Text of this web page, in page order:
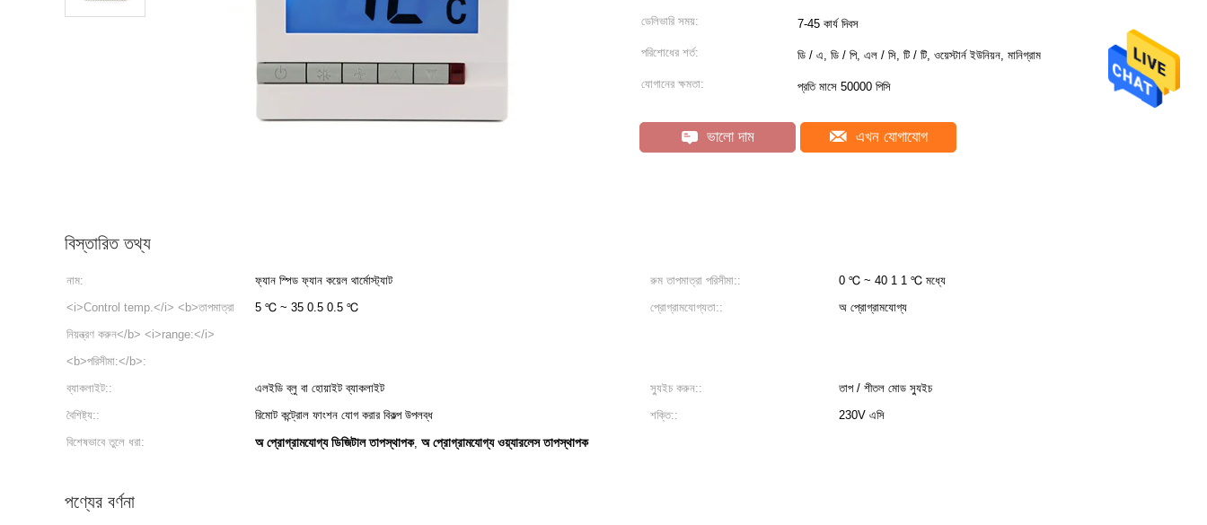
ডেলিভারি সময়: 7-45 কার্য দিবস
পরিশোধের শর্ত: ডি / এ, ডি / পি, এল / সি, টি / টি, ওয়েস্টার্ন ইউনিয়ন, মানিগ্রাম
যোগানের ক্ষমতা: প্রতি মাসে 50000 পিসি
ভালো দাম এখন যোগাযোগ
বিস্তারিত তথ্য
নাম: ফ্যান স্পিড ফ্যান কয়েল থার্মোস্ট্যাট রুম তাপমাত্রা পরিসীমা::
0 ℃ ~ 40 1 1 ℃ মধ্যে
<i>Control temp.</i> <b>তাপমাত্রা
নিয়ন্ত্রণ করুন</b> <i>range:</i>
<b>পরিসীমা:</b>:
5 ℃ ~ 35 0.5 0.5 ℃ প্রোগ্রামযোগ্যতা:: অ প্রোগ্রামযোগ্য
ব্যাকলাইট:: এলইডি ব্লু বা হোয়াইট ব্যাকলাইট স্যুইচ করুন::
তাপ / শীতল মোড স্যুইচ
বৈশিষ্ট্য::
রিমোট কন্ট্রোল ফাংশন যোগ করার বিকল্প উপলব্ধ শক্তি::
230V এসি
বিশেষভাবে তুলে ধরা:
অ প্রোগ্রামযোগ্য ডিজিটাল তাপস্থাপক, অ প্রোগ্রামযোগ্য ওয়্যারলেস তাপস্থাপক
পণ্যের বর্ণনা